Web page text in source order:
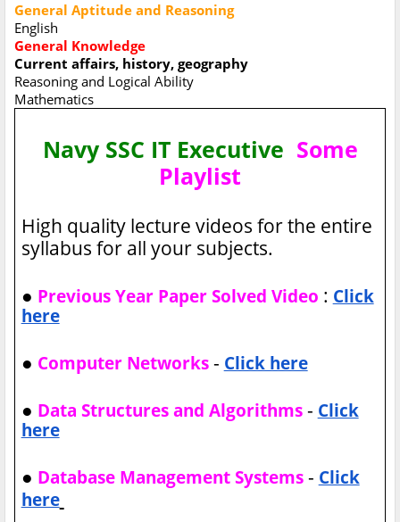
General Aptitude and Reasoning
English
General Knowledge
Current affairs, history, geography
Reasoning and Logical Ability
Mathematics
Navy SSC IT Executive Some
Playlist
High quality lecture videos for the entire
syllabus for all your subjects.
● Previous Year Paper Solved Video : Click
here
● Computer Networks- Click here
● Data Structures and Algorithms- Click
here
● Database Management Systems- Click
here